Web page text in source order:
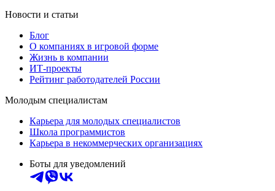
Новости и статьи
Блог
О компаниях в игровой форме
Жизнь в компании
ИТ-проекты
Рейтинг работодателей России
Молодым специалистам
Карьера для молодых специалистов
Школа программистов
Карьера в некоммерческих организациях
Боты для уведомлений